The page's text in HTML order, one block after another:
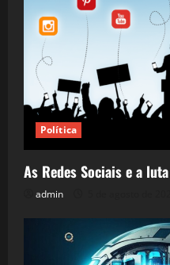
Política
As Redes Sociais e a
admin